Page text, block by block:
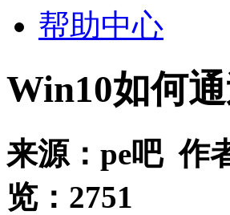
帮助中心
Win10如何
来源： pe吧作
览： 2751